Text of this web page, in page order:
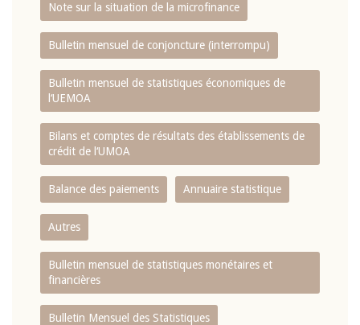
Note sur la situation de la microfinance
Bulletin mensuel de conjoncture (interrompu)
Bulletin mensuel de statistiques économiques de
l‘UEMOA
Bilans et comptes de résultats des établissements de
crédit de l‘UMOA
Balance des paiements Annuaire statistique
Autres
Bulletin mensuel de statistiques monétaires et
financières
Bulletin Mensuel des Statistiques